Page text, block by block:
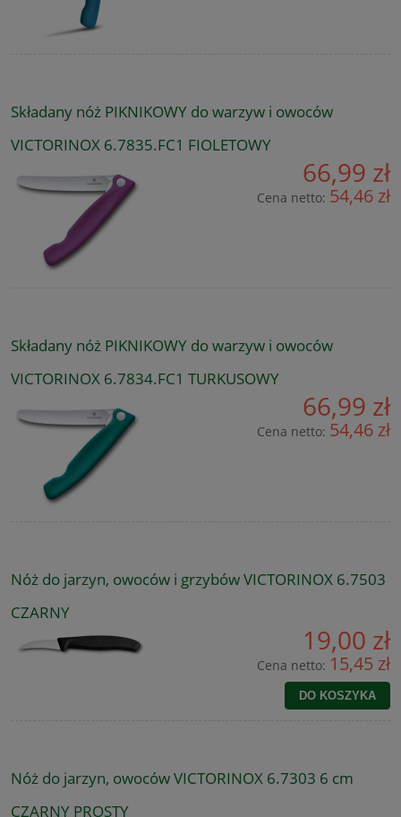
Składany nóż PIKNIKOWY do warzyw i owoców
VICTORINOX 6.7835.FC1 FIOLETOWY
66,99 zł
Cena netto: 54,46 zł
Składany nóż PIKNIKOWY do warzyw i owoców
VICTORINOX 6.7834.FC1 TURKUSOWY
66,99 zł
Cena netto: 54,46 zł
Nóż do jarzyn, owoców i grzybów VICTORINOX 6.7503
CZARNY
19,00 zł
Cena netto: 15,45 zł
DO KOSZYKA
Nóż do jarzyn, owoców VICTORINOX 6.7303 6 cm
CZARNY PROSTY